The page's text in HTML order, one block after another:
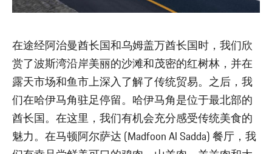
在途经阿治曼酋长国和乌姆盖万酋长国时，我们欣
赏了波斯湾沿岸美丽的沙滩和茂密的红树林，并在
露天市场和鱼市上深入了解了传统贸易。之后，我
们在哈伊马角驻足停留。哈伊马角是位于最北部的
酋长国。在这里，我们有机会充分感受传统美食的
魅力。在马顿阿尔萨达 (Madfoon Al Sadda) 餐厅，我